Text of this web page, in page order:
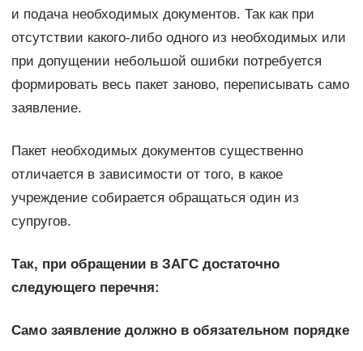
и подача необходимых документов. Так как при
отсутствии какого-либо одного из необходимых или
при допущении небольшой ошибки потребуется
формировать весь пакет заново, переписывать само
заявление.
Пакет необходимых документов существенно
отличается в зависимости от того, в какое
учреждение собирается обращаться один из
супругов.
Так, при обращении в ЗАГС достаточно
следующего перечня:
Само заявление должно в обязательном порядке